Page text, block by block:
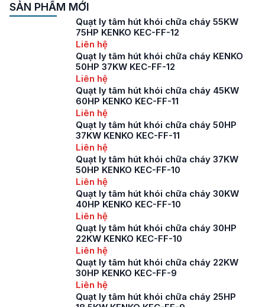
bị quan trọng trong
các hệ thống hút
nối qua các đường
ống dẫn hỗ trợ quá
cháy nổ ở các tòa
nhà, khu chung […]
SẢN PHẨM MỚI
Quạt ly tâm hút khói chữa cháy 55KW
75HP KENKO KEC-FF-12
Liên hệ
Quạt ly tâm hút khói chữa cháy KENKO
50HP 37KW KEC-FF-12
Liên hệ
Quạt ly tâm hút khói chữa cháy 45KW
60HP KENKO KEC-FF-11
Liên hệ
Quạt ly tâm hút khói chữa cháy 50HP
37KW KENKO KEC-FF-11
Liên hệ
Quạt ly tâm hút khói chữa cháy 37KW
50HP KENKO KEC-FF-10
Liên hệ
Quạt ly tâm hút khói chữa cháy 30KW
40HP KENKO KEC-FF-10
Liên hệ
Quạt ly tâm hút khói chữa cháy 30HP
22KW KENKO KEC-FF-10
Liên hệ
Quạt ly tâm hút khói chữa cháy 22KW
30HP KENKO KEC-FF-9
Liên hệ
Quạt ly tâm hút khói chữa cháy 25HP